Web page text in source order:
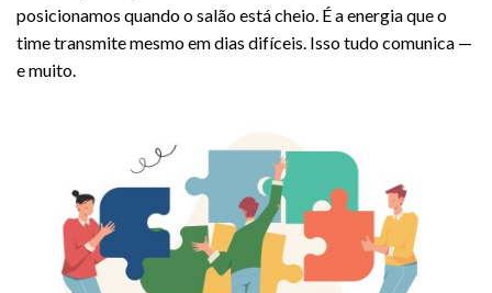
posicionamos quando o salão está cheio. É a energia que o
time transmite mesmo em dias difíceis. Isso tudo comunica —
e muito.